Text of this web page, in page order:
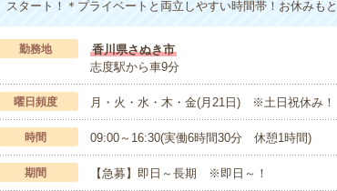
スタート！＊プライベートと両立しやすい時間帯！お休みも
勤務地
香川県さぬき市
志度駅から車9分
曜日頻度 月・火・水・木・金(月21日) ※土日祝休み！
時間 09:00～16:30(実働6時間30分 休憩1時間)
期間 【急募】即日～長期 ※即日～！